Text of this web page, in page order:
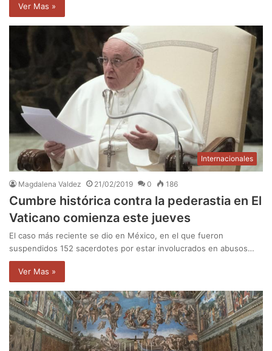
Ver Mas »
Internacionales
Magdalena Valdez 21/02/2019 0 186
Cumbre histórica contra la pederastia en El
Vaticano comienza este jueves
El caso más reciente se dio en México, en el que fueron
suspendidos 152 sacerdotes por estar involucrados en abusos…
Ver Mas »